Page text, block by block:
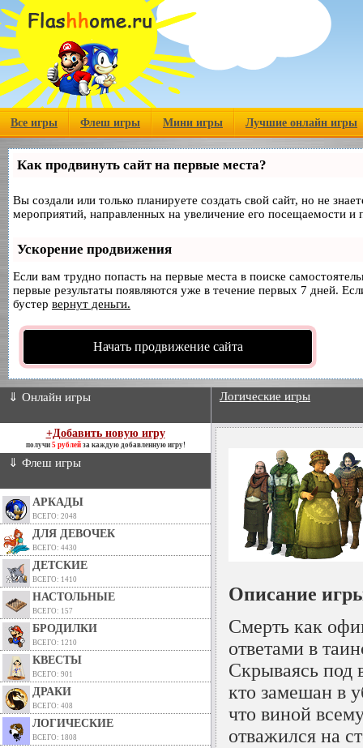
Все игры Флеш игры Мини игры Лучшие онлайн игры
Как продвинуть сайт на первые места?
Вы создали или только планируете создать свой сайт, но не
мероприятий, направленных на увеличение его посещаемости
Ускорение продвижения
Если вам трудно попасть на первые места в поиске
первые результаты появляются уже в течение первых 7 дней.
бустер вернут деньги.
Начать продвижение сайта
⇓ Онлайн игры
+Добавить новую игру
получи 5 рублейза каждую добавленную игру!
⇓ Флеш игры
АРКАДЫ
ВСЕГО: 2048
ДЛЯ ДЕВОЧЕК
ВСЕГО: 4430
ДЕТСКИЕ
ВСЕГО: 1410
НАСТОЛЬНЫЕ
ВСЕГО: 157
БРОДИЛКИ
ВСЕГО: 1210
КВЕСТЫ
ВСЕГО: 901
ДРАКИ
ВСЕГО: 408
ЛОГИЧЕСКИЕ
ВСЕГО: 1808
Логические игры
Описание
Смерть как
ответами в
Скрываясь под
кто замешан в
что виной
отважился на